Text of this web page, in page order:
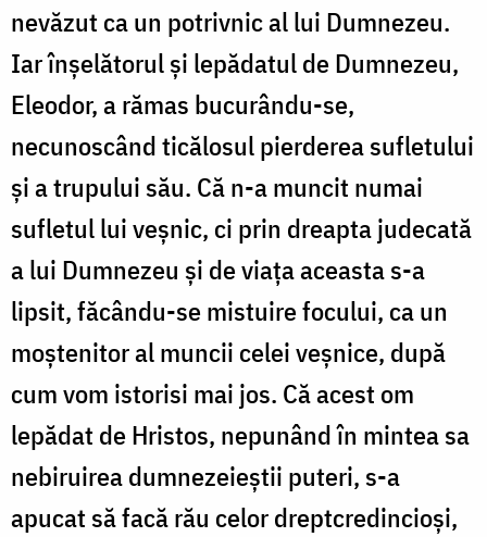
nevăzut ca un potrivnic al lui Dumnezeu.
Iar înșelătorul și lepădatul de Dumnezeu,
Eleodor, a rămas bucurându-se,
necunoscând ticălosul pierderea sufletului
și a trupului său. Că n-a muncit numai
sufletul lui veșnic, ci prin dreapta judecată
a lui Dumnezeu și de viața aceasta s-a
lipsit, făcându-se mistuire focului, ca un
moștenitor al muncii celei veșnice, după
cum vom istorisi mai jos. Că acest om
lepădat de Hristos, nepunând în mintea sa
nebiruirea dumnezeieștii puteri, s-a
apucat să facă rău celor dreptcredincioși,